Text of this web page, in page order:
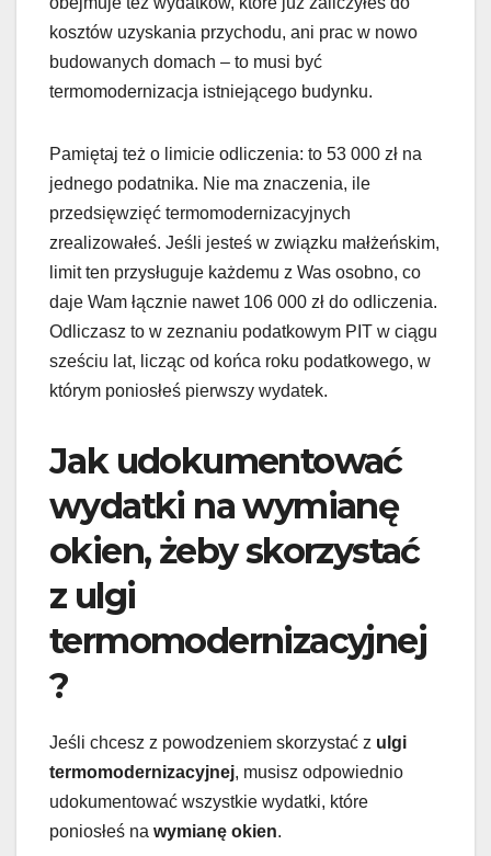
kosztów uzyskania przychodu, ani prac w nowo
budowanych domach – to musi być
termomodernizacja istniejącego budynku.
Pamiętaj też o limicie odliczenia: to 53 000 zł na
jednego podatnika. Nie ma znaczenia, ile
przedsięwzięć termomodernizacyjnych
zrealizowałeś. Jeśli jesteś w związku małżeńskim,
limit ten przysługuje każdemu z Was osobno, co
daje Wam łącznie nawet 106 000 zł do odliczenia.
Odliczasz to w zeznaniu podatkowym PIT w ciągu
sześciu lat, licząc od końca roku podatkowego, w
którym poniosłeś pierwszy wydatek.
Jak udokumentować
wydatki na wymianę
okien, żeby skorzystać
z ulgi
termomodernizacyjnej
?
Jeśli chcesz z powodzeniem skorzystać z ulgi
termomodernizacyjnej, musisz odpowiednio
udokumentować wszystkie wydatki, które
poniosłeś na wymianę okien.